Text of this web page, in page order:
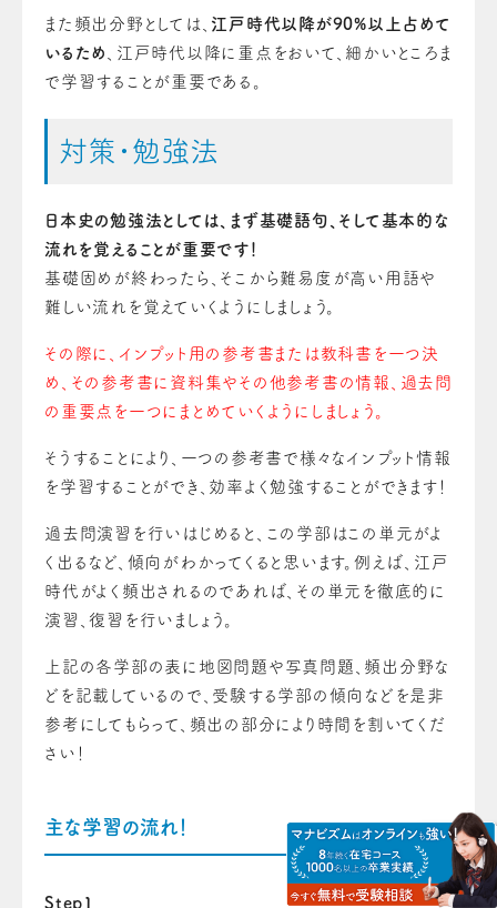
また頻出分野としては、 江戸時代以降が90%以上占めて
いるため
、江戸時代以降に重点をおいて、細かいところま
で学習することが重要である。
対策・勉強法
日本史の勉強法としては、まず基礎語句、そして基本的な
流れを覚えることが重要です！
基礎固めが終わったら、そこから難易度が高い用語や
難しい流れを覚えていくようにしましょう。
その際に、インプット用の参考書または教科書を一つ決
め、その参考書に資料集やその他参考書の情報、過去問
の重要点を一つにまとめていくようにしましょう。
そうすることにより、一つの参考書で様々なインプット情報
を学習することができ、効率よく勉強することができます！
過去問演習を行いはじめると、この学部はこの単元がよ
く出るなど、傾向がわかってくると思います。例えば、江戸
時代がよく頻出されるのであれば、その単元を徹底的に
演習、復習を行いましょう。
上記の各学部の表に地図問題や写真問題、頻出分野な
どを記載しているので、受験する学部の傾向などを是非
参考にしてもらって、頻出の部分により時間を割いてくだ
さい！
主な学習の流れ！
Step1